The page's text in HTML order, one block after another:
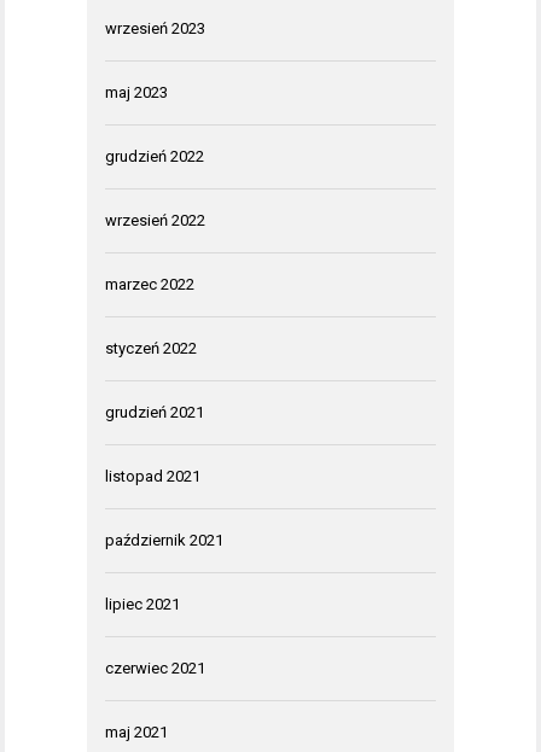
wrzesień 2023
maj 2023
grudzień 2022
wrzesień 2022
marzec 2022
styczeń 2022
grudzień 2021
listopad 2021
październik 2021
lipiec 2021
czerwiec 2021
maj 2021